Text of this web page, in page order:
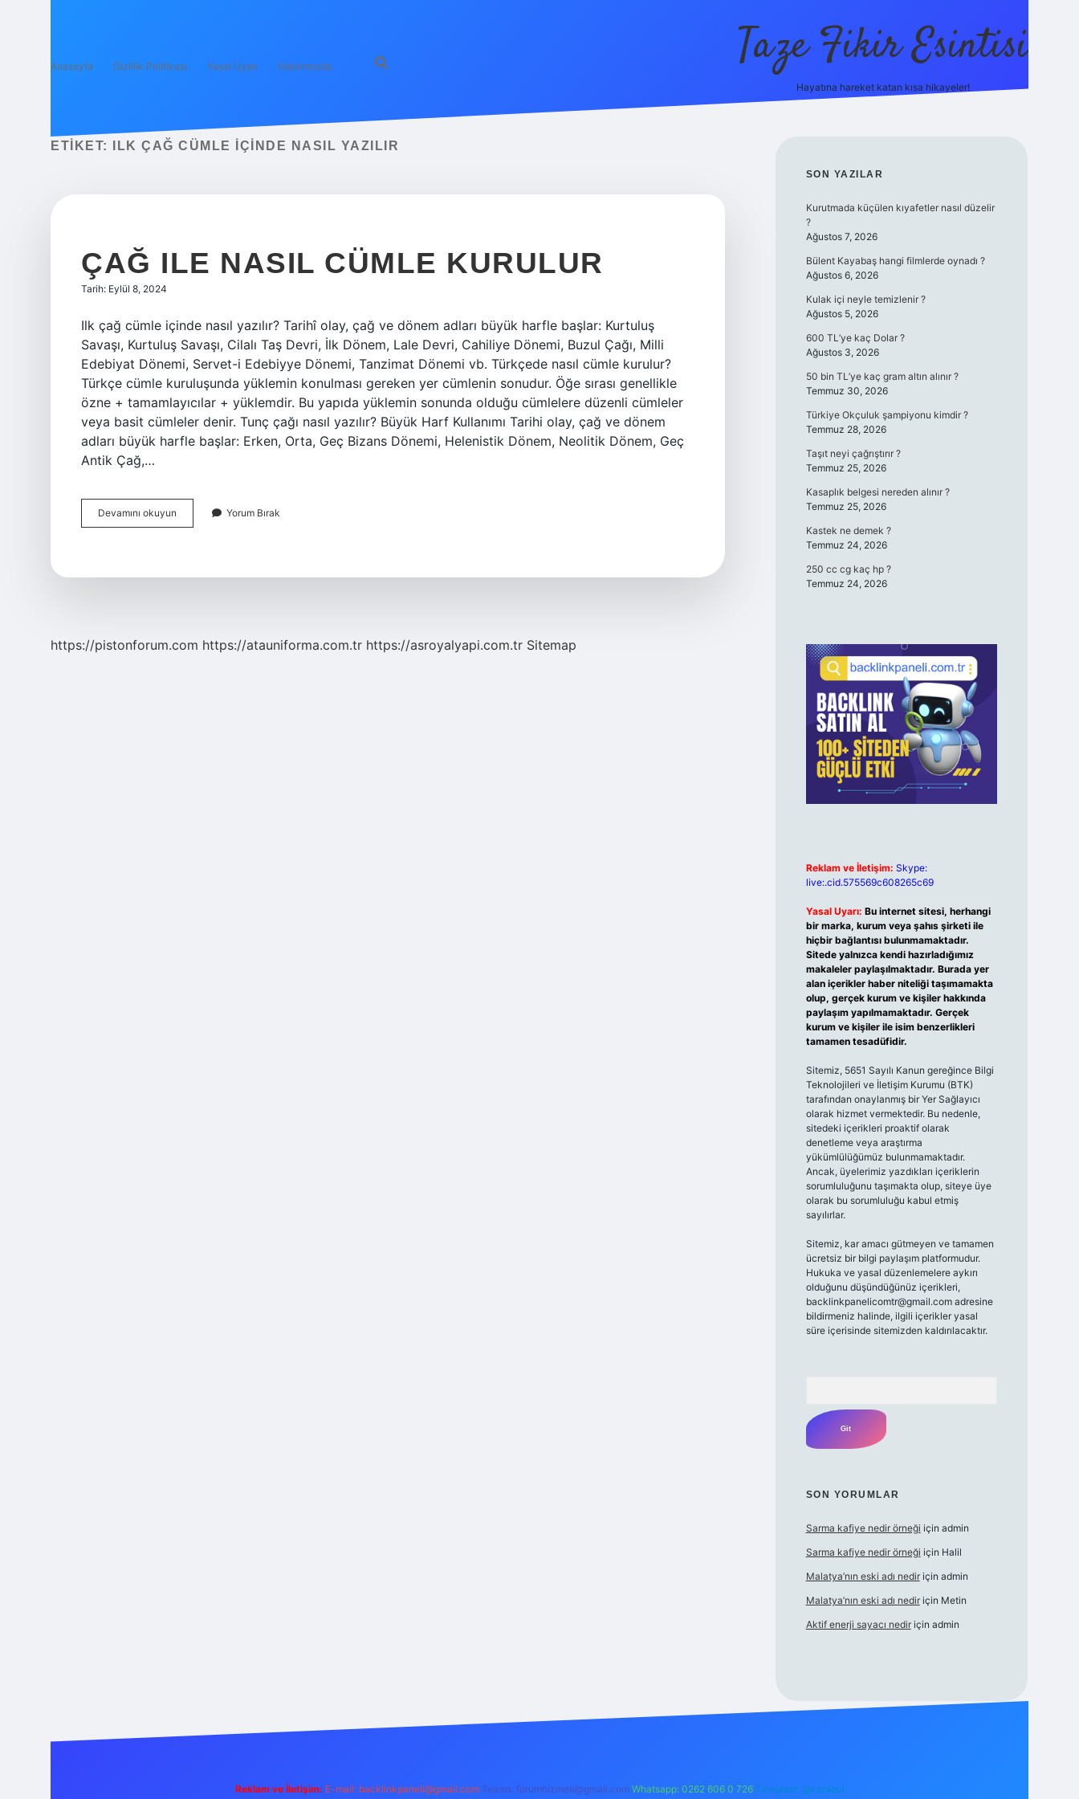
Anasayfa Gizlilik Politikası Yasal Uyarı Hakkımızda Taze Fikir Esintisi
Hayatına hareket katan kısa hikayeler!
ETIKET: ILK ÇAĞ CÜMLE IÇINDE NASIL YAZILIR
ÇAĞ ILE NASIL CÜMLE KURULUR
Tarih: Eylül 8, 2024
Ilk çağ cümle içinde nasıl yazılır? Tarihî olay, çağ ve dönem adları büyük harfle başlar: Kurtuluş
Savaşı, Kurtuluş Savaşı, Cilalı Taş Devri, İlk Dönem, Lale Devri, Cahiliye Dönemi, Buzul Çağı, Milli
Edebiyat Dönemi, Servet-i Edebiyye Dönemi, Tanzimat Dönemi vb. Türkçede nasıl cümle kurulur?
Türkçe cümle kuruluşunda yüklemin konulması gereken yer cümlenin sonudur. Öğe sırası genellikle
özne + tamamlayıcılar + yüklemdir. Bu yapıda yüklemin sonunda olduğu cümlelere düzenli cümleler
veya basit cümleler denir. Tunç çağı nasıl yazılır? Büyük Harf Kullanımı Tarihi olay, çağ ve dönem
adları büyük harfle başlar: Erken, Orta, Geç Bizans Dönemi, Helenistik Dönem, Neolitik Dönem, Geç
Antik Çağ,…
Devamını okuyun
Ile
Yorum Bırak
https://pistonforum.com https://atauniforma.com.tr https://asroyalyapi.com.tr Sitemap
SIDEBAR
SON YAZILAR
Kurutmada küçülen kıyafetler nasıl düzelir
?
Ağustos 7, 2026
Bülent Kayabaş hangi filmlerde oynadı ?
Ağustos 6, 2026
Kulak içi neyle temizlenir ?
Ağustos 5, 2026
600 TL’ye kaç Dolar ?
Ağustos 3, 2026
50 bin TL’ye kaç gram altın alınır ?
Temmuz 30, 2026
Türkiye Okçuluk şampiyonu kimdir ?
Temmuz 28, 2026
Taşıt neyi çağrıştırır ?
Temmuz 25, 2026
Kasaplık belgesi nereden alınır ?
Temmuz 25, 2026
Kastek ne demek ?
Temmuz 24, 2026
250 cc cg kaç hp ?
Temmuz 24, 2026
Reklam ve İletişim: Skype:
live:.cid.575569c608265c69
Yasal Uyarı: Bu internet sitesi, herhangi
bir marka, kurum veya şahıs şirketi ile
hiçbir bağlantısı bulunmamaktadır.
Sitede yalnızca kendi hazırladığımız
makaleler paylaşılmaktadır. Burada yer
alan içerikler haber niteliği taşımamakta
olup, gerçek kurum ve kişiler hakkında
paylaşım yapılmamaktadır. Gerçek
kurum ve kişiler ile isim benzerlikleri
tamamen tesadüfidir.
Sitemiz, 5651 Sayılı Kanun gereğince Bilgi
Teknolojileri ve İletişim Kurumu (BTK)
tarafından onaylanmış bir Yer Sağlayıcı
olarak hizmet vermektedir. Bu nedenle,
sitedeki içerikleri proaktif olarak
denetleme veya araştırma
yükümlülüğümüz bulunmamaktadır.
Ancak, üyelerimiz yazdıkları içeriklerin
sorumluluğunu taşımakta olup, siteye üye
olarak bu sorumluluğu kabul etmiş
sayılırlar.
Sitemiz, kar amacı gütmeyen ve tamamen
ücretsiz bir bilgi paylaşım platformudur.
Hukuka ve yasal düzenlemelere aykırı
olduğunu düşündüğünüz içerikleri,
backlinkpanelicomtr@gmail.comadresine
bildirmeniz halinde, ilgili içerikler yasal
süre içerisinde sitemizden kaldırılacaktır.
SON YORUMLAR
Sarma kafiye nedir örneği için admin
Sarma kafiye nedir örneği için Halil
Malatya’nın eski adı nediriçin admin
Malatya’nın eski adı nediriçin Metin
Aktif enerji sayacı nediriçin admin
Reklam ve İletişim: E-mail: backlinkpaneli@gmail.com Teams: forumhizmeti@gmail.com Whatsapp: 0262 606 0 726 Telegram: @karabul